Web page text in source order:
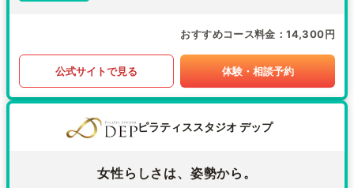
おすすめコース料金 14,300円
公式サイトで見る 体験・相談予約
ピラティススタジオ デップ
女性らしさは、姿勢から。